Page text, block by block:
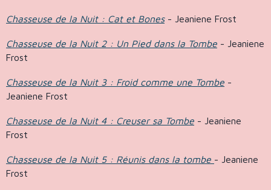
Chasseuse de la Nuit : Cat et Bones- Jeaniene Frost
Chasseuse de la Nuit 2 : Un Pied dans la Tombe - Jeaniene
Frost
Chasseuse de la Nuit 3 : Froid comme une Tombe -
Jeaniene Frost
Chasseuse de la Nuit 4 : Creuser sa Tombe - Jeaniene
Frost
Chasseuse de la Nuit 5 : Réunis dans la tombe - Jeaniene
Frost